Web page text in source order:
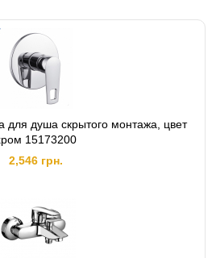
для душа скрытого монтажа, цвет
15173200
2,546 грн.